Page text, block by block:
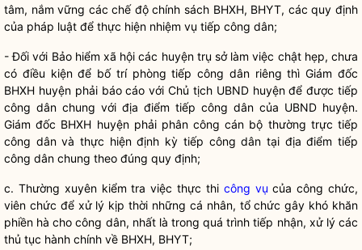
tâm, nắm vững các chế độ chính sách BHXH, BHYT, các quy định
của pháp luật để thực hiện nhiệm vụ tiếp công dân;
- Đối với Bảo hiểm xã hội các huyện trụ sở làm việc chật hẹp, chưa
có điều kiện để bố trí phòng tiếpcông dânriêng thì Giám đốc
BHXH huyện phải báo cáo với Chủ tịch UBND huyện để được tiếp
công dân chung với địa điểm tiếp công dân của UBND huyện.
Giám đốc BHXH huyện phải phân công cán bộ thường trực tiếp
công dânvà thực hiện định kỳ tiếp công dân tại địa điểm tiếp
công dân chung theo đúng quy định;
c. Thường xuyên kiểm tra việc thực thi công vụ của công chức,
viên chức để xử lý kịp thời những cá nhân, tổ chức gây khó khăn
phiền hà chocông dân, nhất là trong quá trình tiếp nhận, xử lý các
thủ tục hành chính về BHXH, BHYT;